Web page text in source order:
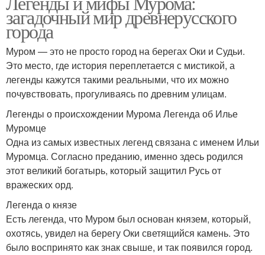
загадочный мир древнерусского
города
Муром — это не просто город на берегах Оки и Судьи.
Это место, где история переплетается с мистикой, а
легенды кажутся такими реальными, что их можно
почувствовать, прогуливаясь по древним улицам.
Легенды о происхождении Мурома Легенда об Илье
Муромце
Одна из самых известных легенд связана с именем Ильи
Муромца. Согласно преданию, именно здесь родился
этот великий богатырь, который защитил Русь от
вражеских орд.
Легенда о князе
Есть легенда, что Муром был основан князем, который,
охотясь, увидел на берегу Оки светящийся камень. Это
было воспринято как знак свыше, и так появился город.